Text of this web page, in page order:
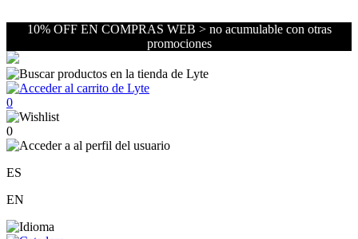
10% OFF EN COMPRAS WEB > no acumulable con otras
promociones
0
0
ES
EN